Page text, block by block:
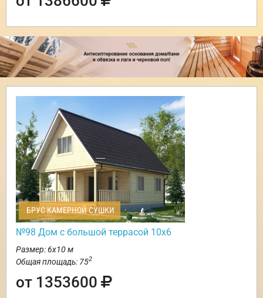
БРУС КАМЕРНОЙ СУШКИ
№98 Дом с большой террасой 10х6
Размер: 6х10 м
Общая площадь: 752
от 1353600